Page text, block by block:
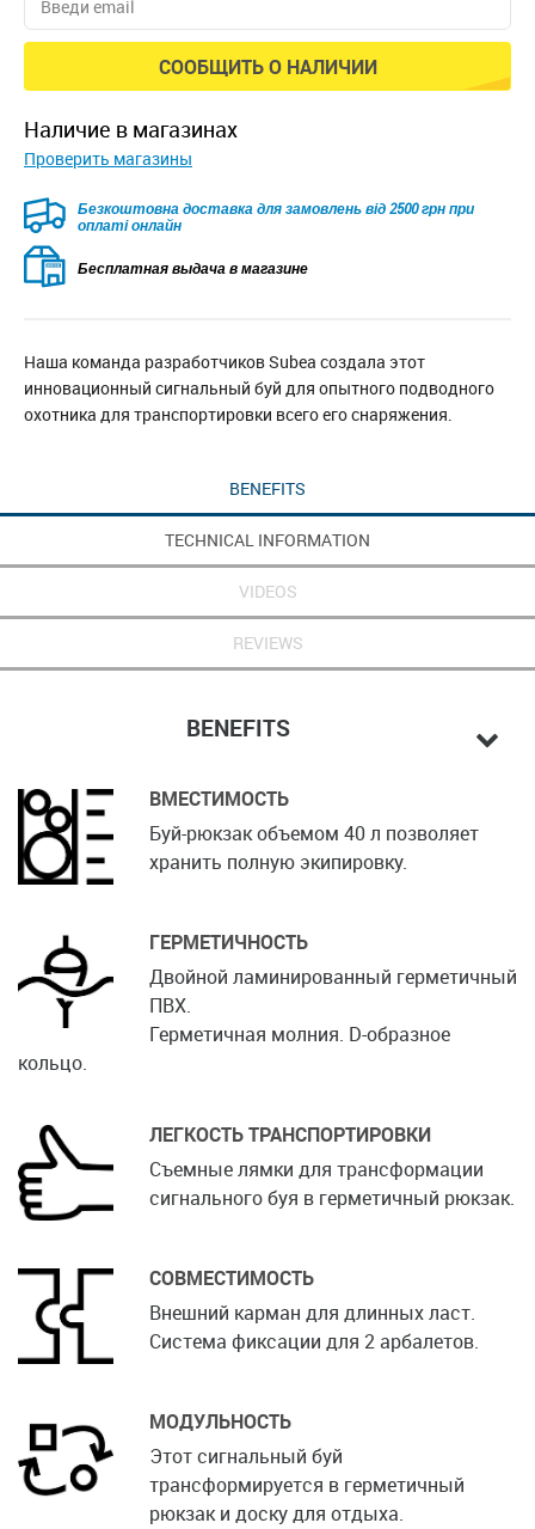
СООБЩИТЬ О НАЛИЧИИ
наличие в магазинах
Проверить магазины
Безкоштовна доставка для замовлень від 2500 грн при
оплаті онлайн
Бесплатная выдача в магазине
Наша команда разработчиков Subea создала этот
инновационный сигнальный буй для опытного подводного
охотника для транспортировки всего его снаряжения.
BENEFITS
TECHNICAL INFORMATION
VIDEOS
REVIEWS
BENEFITS
ВМЕСТИМОСТЬ
Буй-рюкзак объемом 40 л позволяет
хранить полную экипировку.
ГЕРМЕТИЧНОСТЬ
Двойной ламинированный герметичный
ПВХ.
Герметичная молния. D-образное
кольцо.
ЛЕГКОСТЬ ТРАНСПОРТИРОВКИ
Съемные лямки для трансформации
сигнального буя в герметичный рюкзак.
СОВМЕСТИМОСТЬ
Внешний карман для длинных ласт.
Система фиксации для 2 арбалетов.
МОДУЛЬНОСТЬ
Этот сигнальный буй
трансформируется в герметичный
рюкзак и доску для отдыха.